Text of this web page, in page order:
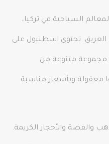
السياحية في تركيا،
العريق. تحتوي اسطنبول على
مجموعة متنوعة من
معقولة وبأسعار مناسبة
والفضة والأحجار الكريمة.